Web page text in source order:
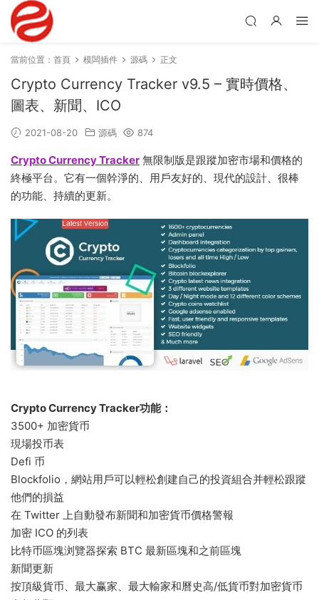
當前位置： 首頁 模闆插件 源碼 正文
Crypto Currency Tracker v9.5 – 實時價格、
圖表、新聞、ICO
2021-08-20 源碼 874
Crypto Currency Tracker 無限制版是跟蹤加密市場和價格的
終極平台。它有一個幹淨的、用戶友好的、現代的設計、很棒
的功能、持續的更新。
Crypto Currency Tracker功能：
3500+ 加密貨币
現場投币表
Defi 币
Blockfolio，網站用戶可以輕松創建自己的投資組合并輕松跟蹤
他們的損益
在 Twitter 上自動發布新聞和加密貨币價格警報
加密 ICO 的列表
比特币區塊浏覽器探索 BTC 最新區塊和之前區塊
新聞更新
按頂級貨币、最大赢家、最大輸家和曆史高/低貨币對加密貨币